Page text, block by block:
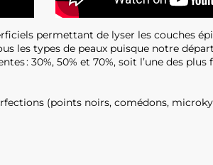
permettant de lyser les couches
les types de peaux puisque notre
: 30%, 50% et 70%, soit l’une des
(points noirs, comédons,